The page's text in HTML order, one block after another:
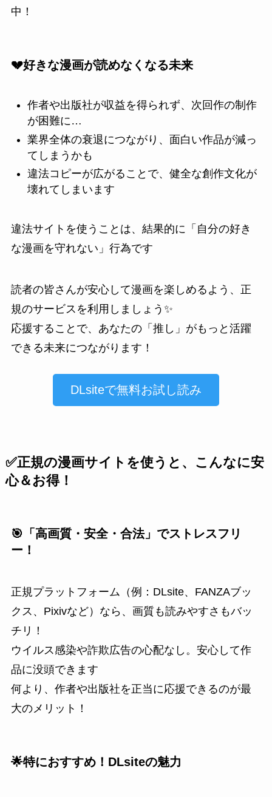
中！
💔好きな漫画が読めなくなる未来
作者や出版社が収益を得られず、次回作の制作
が困難に…
業界全体の衰退につながり、面白い作品が減っ
てしまうかも
違法コピーが広がることで、健全な創作文化が
壊れてしまいます
違法サイトを使うことは、結果的に「自分の好き
な漫画を守れない」行為です
読者の皆さんが安心して漫画を楽しめるよう、正
規のサービスを利用しましょう✨
応援することで、あなたの「推し」がもっと活躍
できる未来につながります！
DLsiteで無料お試し読み
✅正規の漫画サイトを使うと、こんなに安
心＆お得！
🎯「高画質・安全・合法」でストレスフリ
ー！
正規プラットフォーム（例：DLsite、FANZAブッ
クス、Pixivなど）なら、画質も読みやすさもバッ
チリ！
ウイルス感染や詐欺広告の心配なし。安心して作
品に没頭できます
何より、作者や出版社を正当に応援できるのが最
大のメリット！
🌟特におすすめ！DLsiteの魅力